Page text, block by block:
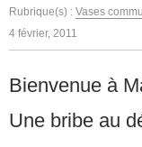
Rubrique(s) : Vases
4 février, 2011
Bienvenue à
Une bribe au